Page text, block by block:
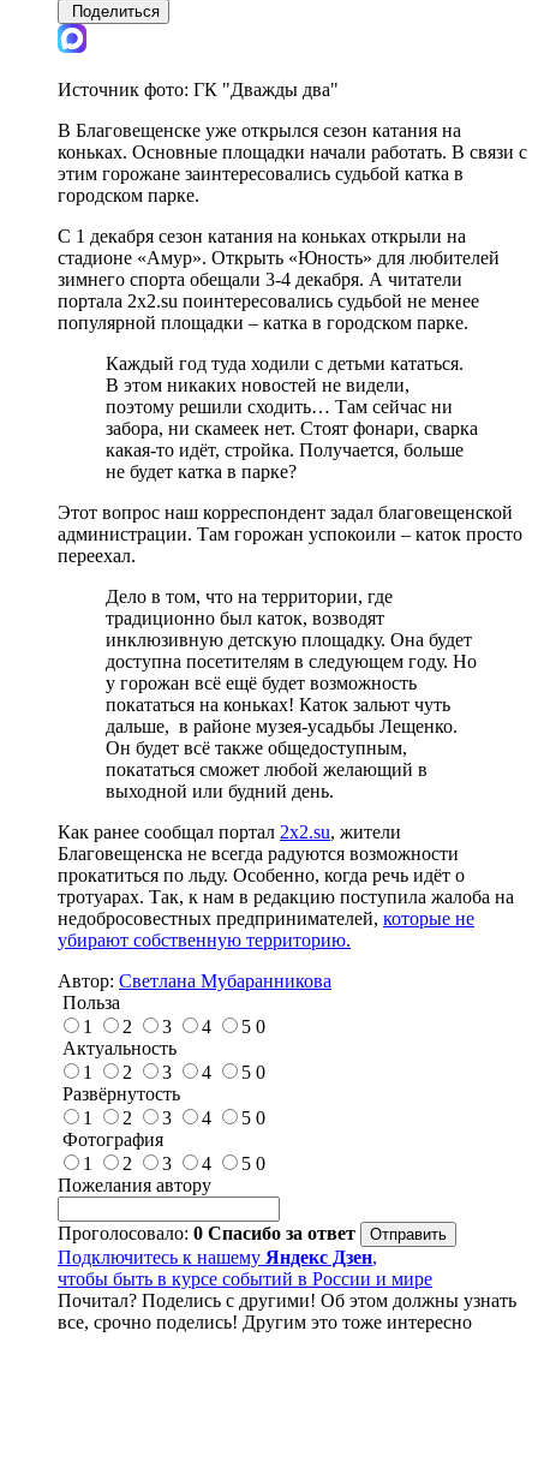
Поделиться
Источник фото: ГК "Дважды два"
В Благовещенске уже открылся сезон катания на
коньках. Основные площадки начали работать. В связи с
этим горожане заинтересовались судьбой катка в
городском парке.
С 1 декабря сезон катания на коньках открыли на
стадионе «Амур». Открыть «Юность» для любителей
зимнего спорта обещали 3-4 декабря. А читатели
портала 2x2.su поинтересовались судьбой не менее
популярной площадки – катка в городском парке.
Каждый год туда ходили с детьми кататься.
В этом никаких новостей не видели,
поэтому решили сходить… Там сейчас ни
забора, ни скамеек нет. Стоят фонари, сварка
какая-то идёт, стройка. Получается, больше
не будет катка в парке?
Этот вопрос наш корреспондент задал благовещенской
администрации. Там горожан успокоили – каток просто
переехал.
Дело в том, что на территории, где
традиционно был каток, возводят
инклюзивную детскую площадку. Она будет
доступна посетителям в следующем году. Но
у горожан всё ещё будет возможность
покататься на коньках! Каток зальют чуть
дальше, в районе музея-усадьбы Лещенко.
Он будет всё также общедоступным,
покататься сможет любой желающий в
выходной или будний день.
Как ранее сообщал портал 2x2.su, жители
Благовещенска не всегда радуются возможности
прокатиться по льду. Особенно, когда речь идёт о
тротуарах. Так, к нам в редакцию поступила жалоба на
недобросовестных предпринимателей, которые не
убирают собственную территорию.
Автор: Светлана Мубаранникова
Польза
1
2 3 4 5 0
Актуальность
1
2 3 4 5 0
Развёрнутость
1
2 3 4 5 0
Фотография
1
2 3 4 5 0
Пожелания автору
Проголосовало: 0 Спасибо за ответ
Подключитесь к нашему Яндекс Дзен,
чтобы быть в курсе событий в России и мире
Почитал? Поделись с другими! Об этом должны узнать
все, срочно поделись! Другим это тоже интересно